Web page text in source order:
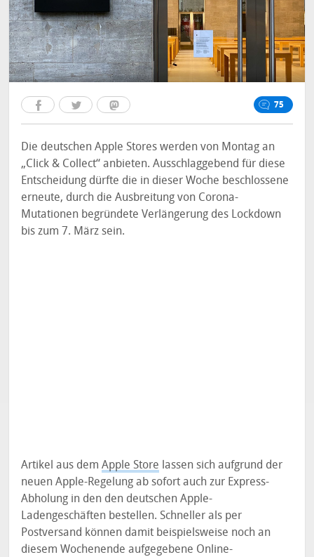
75
Die deutschen Apple Stores werden von Montag an
„Click & Collect“ anbieten. Ausschlaggebend für diese
Entscheidung dürfte die in dieser Woche beschlossene
erneute, durch die Ausbreitung von Corona-
Mutationen begründete Verlängerung des Lockdown
bis zum 7. März sein.
Artikel aus demApple Store lassen sich aufgrund der
neuen Apple-Regelung ab sofort auch zur Express-
Abholung in den den deutschen Apple-
Ladengeschäften bestellen. Schneller als per
Postversand können damit beispielsweise noch an
diesem Wochenende aufgegebene Online-